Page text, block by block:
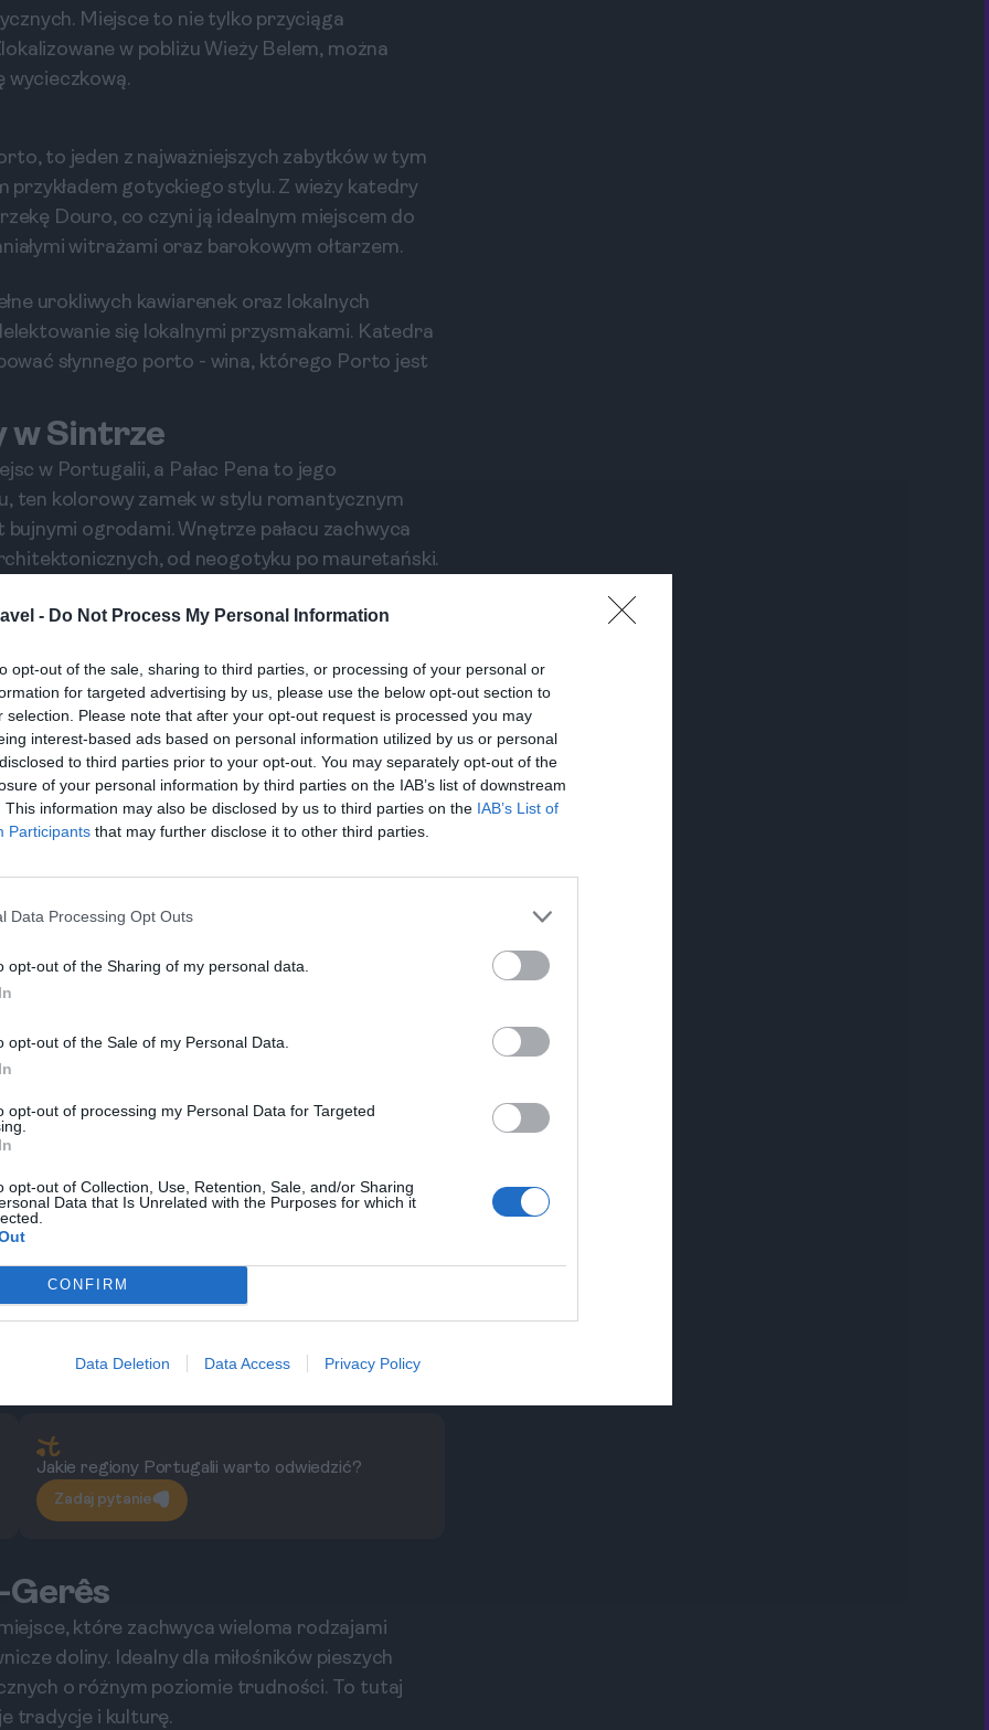
- Do Not Process My Personal Information
opt-out of the sale, sharing to third parties, or processing of your personal or
for targeted advertising by us, please use the below opt-out section to
selection. Please note that after your opt-out request is processed you may
interest-based ads based on personal information utilized by us or personal
to third parties prior to your opt-out. You may separately opt-out of the
of your personal information by third parties on the IAB’s list of downstream
This information may also be disclosed by us to third parties on the IAB’s List of
Participants that may further disclose it to other third parties.
Data Processing Opt Outs
opt-out of the Sharing of my personal data.
opt-out of the Sale of my Personal Data.
opt-out of processing my Personal Data for Targeted
opt-out of Collection, Use, Retention, Sale, and/or Sharing
Data that Is Unrelated with the Purposes for which it
CONFIRM
Data Deletion Data Access Privacy Policy
Miejsce to nie tylko przyciąga
w pobliżu Wieży Belem, można
wycieczkową.
to jeden z najważniejszych zabytków w tym
przykładem gotyckiego stylu. Z wieży katedry
Douro, co czyni ją idealnym miejscem do
witrażami oraz barokowym ołtarzem.
urokliwych kawiarenek oraz lokalnych
się lokalnymi przysmakami. Katedra
słynnego porto - wina, którego Porto jest
w Sintrze
w Portugalii, a Pałac Pena to jego
ten kolorowy zamek w stylu romantycznym
ogrodami. Wnętrze pałacu zachwyca
od neogotyku po mauretański.
Zamek Maurów (Castelo dos Mouros), który
Po zwiedzaniu pałacu i zamku, możesz udać
które są pełne urokliwych kawiarenek i
obszarów chronionych w Portugalii,
dla miłośników przyrody i ornitologów. Park
stwarza niezwykłe warunki do życia dla wielu
również bogatą roślinność oraz udać
jak obserwacja ptaków, wycieczki łodzią
przewodnikiem po tym miejscu jest
lokalnej fauny i flory. Niezależnie od tego,
odpocząć na świeżym powietrzu, Park Ria
architektury. Obiekt otaczają grube
uliczki pełne białych domków. To miejsce
epoce rycerskiej. To idealne miejsce na
również lokalne specjały, takie jak likier z
z licznych kawiarni. W okolicy odbywają się
wyjątkowym. Zwiedzanie zamku to
Jakie regiony Portugalii warto odwiedzić?
Zadaj pytanie
Gerês
które zachwyca wieloma rodzajami
doliny. Idealny dla miłośników pieszych
o różnym poziomie trudności. To tutaj
tradycje i kulturę.